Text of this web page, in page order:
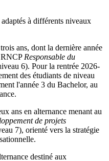
à différents niveaux
ans, dont la dernière année
RNCP Responsable du
6). Pour la rentrée 2026-
des étudiants de niveau
l'année 3 du Bachelor, au
ans en alternance menant au
de projets
7), orienté vers la stratégie
destiné aux